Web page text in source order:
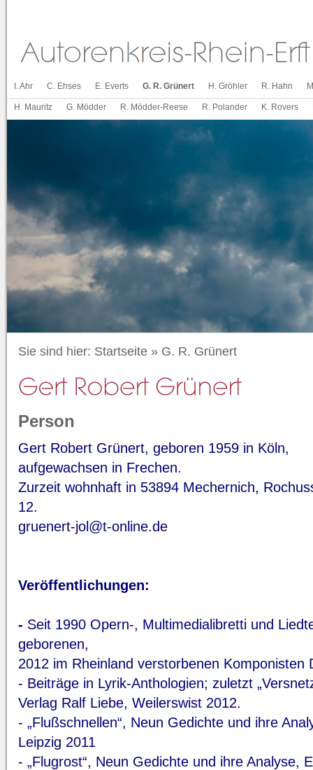
I. Ahr C. Ehses E. Everts G. R. Grünert H. Gröhler R. Hahn
H. Mauritz G. Mödder R. Mödder-Reese R. Polander K. Rovers
Sie sind hier: Startseite » G. R. Grünert
Person
Gert Robert Grünert, geboren 1959 in Köln,
aufgewachsen in Frechen.
Zurzeit wohnhaft in 53894 Mechernich,
12.
gruenert-jol@t-online.de
Veröffentlichungen:
- Seit 1990 Opern-, Multimedialibretti und
geborenen,
2012 im Rheinland verstorbenen Komponisten
- Beiträge in Lyrik-Anthologien; zuletzt
Verlag Ralf Liebe, Weilerswist 2012.
- „Flußschnellen“, Neun Gedichte und ihre
Leipzig 2011
- „Flugrost“, Neun Gedichte und ihre Analyse,